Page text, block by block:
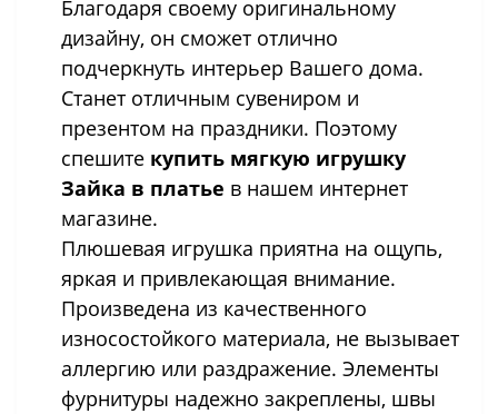
Благодаря своему оригинальному
дизайну, он сможет отлично
подчеркнуть интерьер Вашего дома.
Станет отличным сувениром и
презентом на праздники. Поэтому
спешите купить мягкую игрушку
Зайка в платье в нашем интернет
магазине.
Плюшевая игрушка приятна на ощупь,
яркая и привлекающая внимание.
Произведена из качественного
износостойкого материала, не вызывает
аллергию или раздражение. Элементы
фурнитуры надежно закреплены, швы